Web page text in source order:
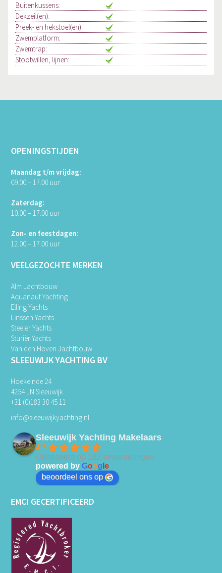
Buitenkussens:
Dekzeil(en):
Preek- en hekstoel(en):
Zwemplatform:
Zwemtrap:
Stootwillen, lijnen:
OPENINGSTIJDEN
Maandag t/m vrijdag:
09.00 – 17.00 uur
Zaterdag:
10.00 – 17.00 uur
Zon- en feestdagen:
12.00 – 17.00 uur
VEELGEZOCHTE MERKEN
Alm Jachtbouw
Aquanaut Yachting
Elling Yachts
Linssen Yachts
Steeler Yachts
Sturiër Yachts
Van den Hoven Jachtbouw
SLEEUWIJK YACHTING BV
Hoekeinde 24
4254 LN Sleeuwijk
+31 (0)183 30 45 11
info@sleeuwijkyachting.nl
Sleeuwijk Yachting Makelaars
4.5
Gebaseerd op 182 beoordelingen
powered byGoog le
beoordeel ons op
EMCI GECERTIFICEERD